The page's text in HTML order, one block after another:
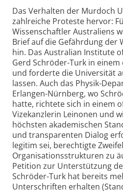
Das Verhalten der Murdoch
zahlreiche Proteste hervor:
Wissenschaftler Australiens
Brief auf die Gefährdung der
hin. Das Australian Institute
Gerd Schröder-Turk in
und forderte die Universität
lassen. Auch das Physik-
Erlangen-Nürnberg, wo
hatte, richtete sich in einem
Vizekanzlerin Leinonen und
höchsten akademischen
und transparenten Dia­log
legitim sei, berechtigte
Organisationsstrukturen zu
Petition zur Unterstützung
Schröder-Turk hat bereits
Unterschriften erhalten